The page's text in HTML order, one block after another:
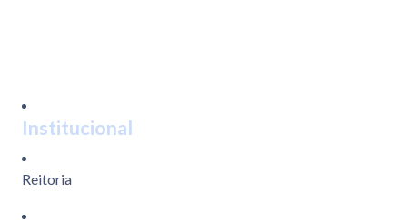
Institucional
Reitoria